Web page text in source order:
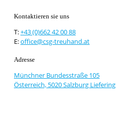
Kontaktieren sie uns
T:+43 (0)662 42 00 88
E:office@csg-treuhand.at
Adresse
Münchner Bundesstraße 105
Österreich, 5020 Salzburg Liefering